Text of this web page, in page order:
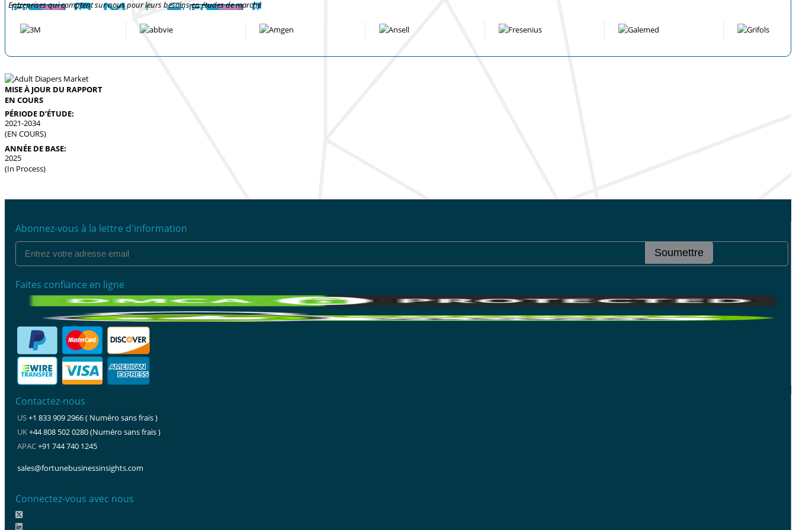
Entreprises qui comptent sur nous pour leurs besoins en études de marché
MISE À JOUR DU RAPPORT
EN COURS
PÉRIODE D’ÉTUDE:
2021-2034
(EN COURS)
ANNÉE DE BASE:
2025
(In Process)
Abonnez-vous à la lettre d'information
Soumettre
Faites confiance en ligne
Contactez-nous
US+1 833 909 2966 ( Numéro sans frais )
UK+44 808 502 0280 (Numéro sans frais )
APAC+91 744 740 1245
sales@fortunebusinessinsights.com
Connectez-vous avec nous